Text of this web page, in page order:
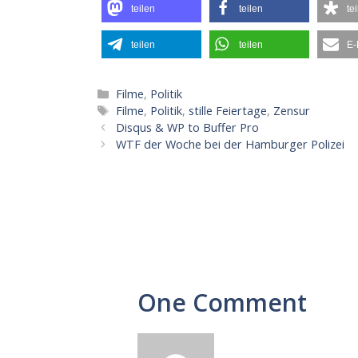
teilen teilen
teilen teilen
Kategorien
Filme, Politik
Schlagwörter
Filme, Politik,stille Feiertage, Zensur
Disqus & WP to Buffer Pro
WTF der Woche bei der Hamburger Polizei
One Comment